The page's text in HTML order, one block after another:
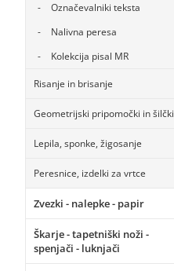
Označevalniki teksta
Nalivna peresa
Kolekcija pisal MR
Risanje in brisanje
Geometrijski pripomočki in šilčki
Lepila, sponke, žigosanje
Peresnice, izdelki za vrtce
Zvezki - nalepke - papir
Škarje - tapetniški noži -
spenjači - luknjači